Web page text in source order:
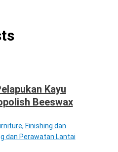
Kayu
Beeswax
, Finishing dan
dan Perawatan Lantai